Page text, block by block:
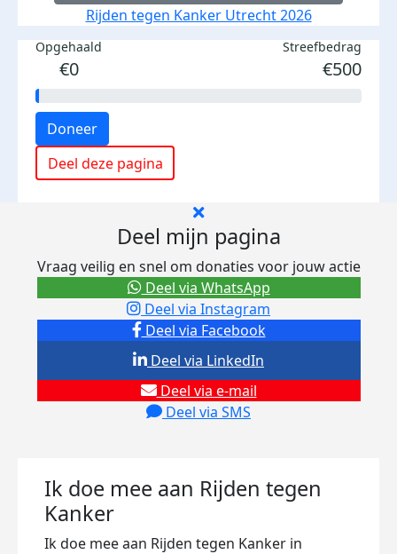
Rijden tegen Kanker Utrecht 2026
Opgehaald
€0
Streefbedrag
€500
Doneer
Deel deze pagina
Deel mijn pagina
Vraag veilig en snel om donaties voor jouw actie
Deel via Facebook
Deel via Instagram
Deel via e-mail
Deel via SMS
Deel via LinkedIn
Deel via WhatsApp
Ik doe mee aan Rijden tegen
Kanker
Ik doe mee aan Rijden tegen Kanker in